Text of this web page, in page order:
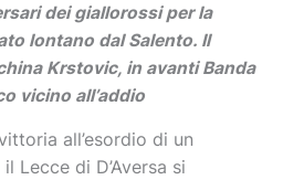
dei giallorossi per la
lontano dal Salento. Il
Krstovic, in avanti Banda
vicino all’addio
all’esordio di un
Lecce di D’Aversa si